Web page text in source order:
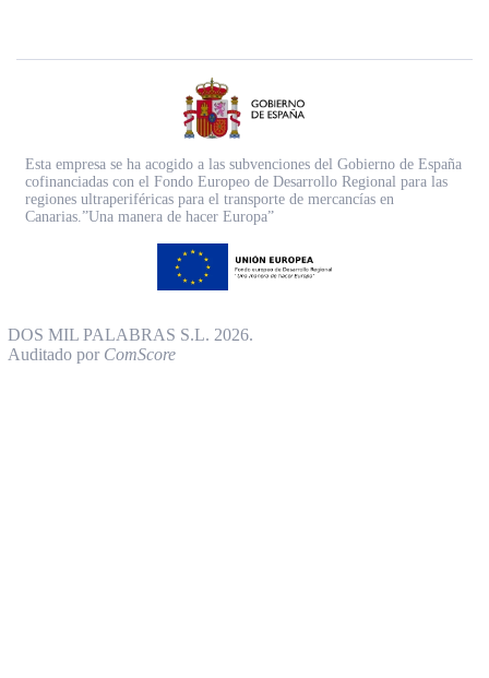
Esta empresa se ha acogido a las subvenciones del Gobierno de España
cofinanciadas con el Fondo Europeo de Desarrollo Regional para las
regiones ultraperiféricas para el transporte de mercancías en
Canarias.”Una manera de hacer Europa”
DOS MIL PALABRAS S.L. 2026.
Auditado por ComScore